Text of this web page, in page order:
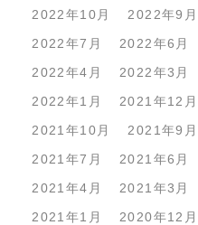
2022年10月
2022年9月
2022年7月
2022年6月
2022年4月
2022年3月
2022年1月
2021年12月
2021年10月
2021年9月
2021年7月
2021年6月
2021年4月
2021年3月
2021年1月
2020年12月